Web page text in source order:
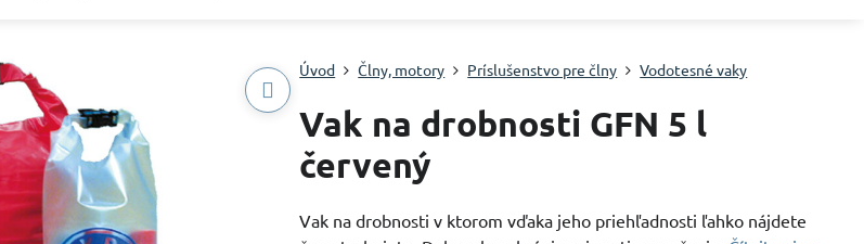
Úvod Člny, motory Príslušenstvo pre člny Vodotesné vaky
Vak na drobnosti GFN 5 l
červený
Vak na drobnosti v ktorom vďaka jeho priehľadnosti ľahko nájdete